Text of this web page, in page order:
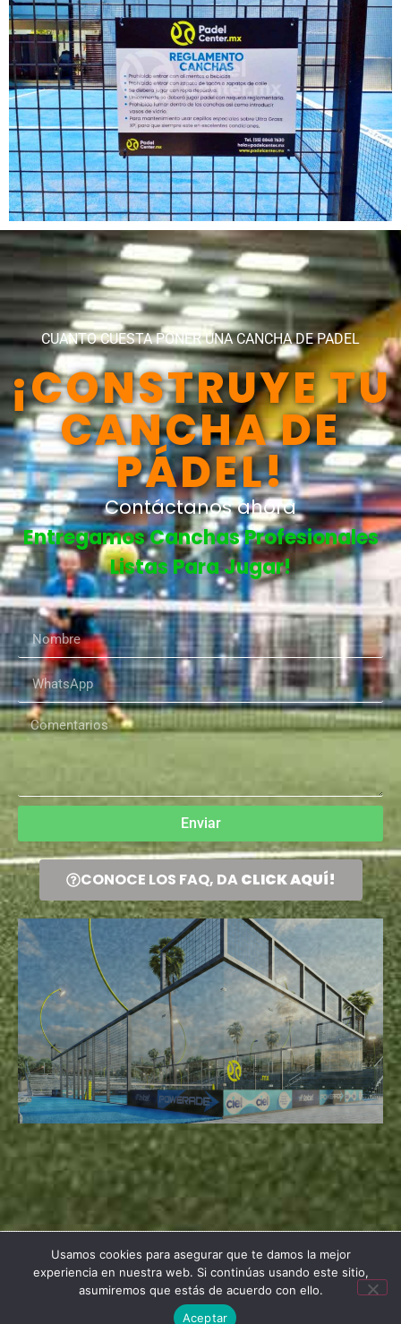
CUANTO CUESTA PONER UNA CANCHA DE PADEL
¡CONSTRUYE TU
CANCHA DE
PÁDEL!
Contáctanos ahora
Entregamos Canchas Profesionales
Listas Para Jugar!
Enviar
CONOCE LOS FAQ, DACLICK AQUÍ!
Copyright © 2026 | Política de Privacidad
Usamos cookies para asegurar que te damos la mejor
experiencia en nuestra web. Si continúas usando este sitio,
asumiremos que estás de acuerdo con ello.
Aceptar